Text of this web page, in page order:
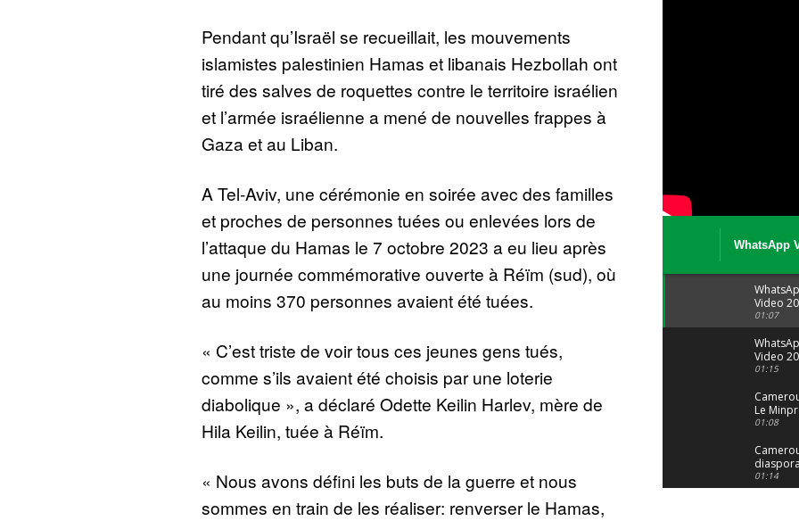
Pendant qu’Israël se recueillait, les mouvements
islamistes palestinien Hamas et libanais Hezbollah ont
tiré des salves de roquettes contre le territoire israélien
et l’armée israélienne a mené de nouvelles frappes à
Gaza et au Liban.
A Tel-Aviv, une cérémonie en soirée avec des familles
et proches de personnes tuées ou enlevées lors de
l’attaque du Hamas le 7 octobre 2023 a eu lieu après
une journée commémorative ouverte à Réïm (sud), où
au moins 370 personnes avaient été tuées.
« C’est triste de voir tous ces jeunes gens tués,
comme s’ils avaient été choisis par une loterie
diabolique », a déclaré Odette Keilin Harlev, mère de
Hila Keilin, tuée à Réïm.
« Nous avons défini les buts de la guerre et nous
sommes en train de les réaliser: renverser le Hamas,
WhatsApp
Video
04 at 15
01:07
Video
29 at 12
01:15
Le
alerte
jeunes
01:08
diaspora
suivra-t-
l’appel
01:14